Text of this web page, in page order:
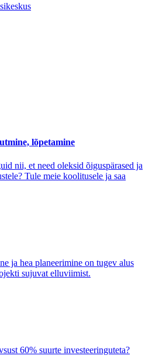
lõpetamine
nii, et need oleksid õiguspärased ja
Tule meie koolitusele ja saa
ja hea planeerimine on tugev alus
sujuvat elluviimist.
60% suurte investeeringuteta?